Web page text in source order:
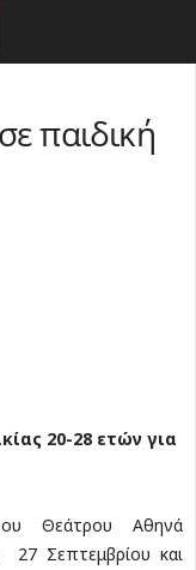
παιδική
20-28 ετών για
Θεάτρου Αθηνά
Σεπτεμβρίου και